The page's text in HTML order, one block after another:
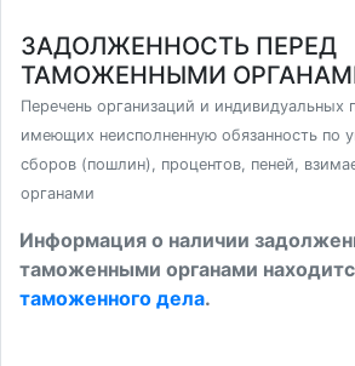
ЗАДОЛЖЕННОСТЬ ПЕРЕД
ТАМОЖЕННЫМИ
Перечень организаций и индивидуальных
имеющих неисполненную обязанность по
сборов (пошлин), процентов, пеней,
органами
Информация о наличии
таможенными органами
таможенного дела.